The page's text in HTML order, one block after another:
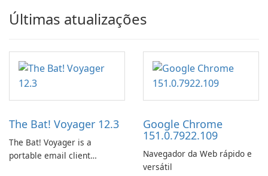
Últimas atualizações
The Bat! Voyager 12.3
The Bat! Voyager is a
portable email client
Google Chrome
151.0.7922.109
Navegador da Web rápido e
versátil